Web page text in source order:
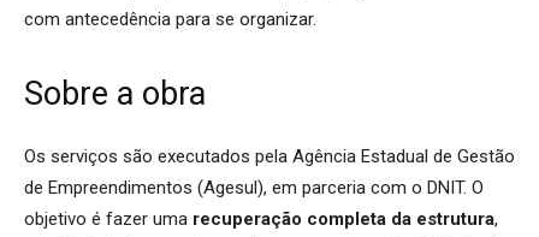
com antecedência para se organizar.
Sobre a obra
Os serviços são executados pela Agência Estadual de Gestão
de Empreendimentos (Agesul), em parceria com o DNIT. O
objetivo é fazer uma recuperação completa da estrutura,